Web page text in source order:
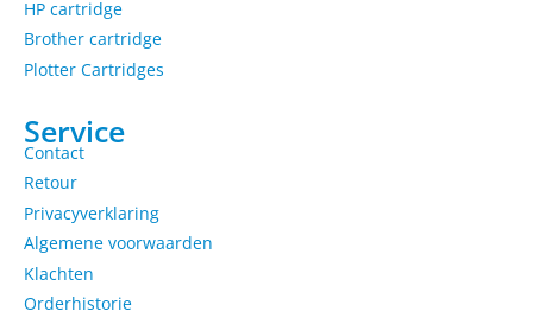
HP cartridge
Brother cartridge
Plotter Cartridges
Service
Contact
Retour
Privacyverklaring
Algemene voorwaarden
Klachten
Orderhistorie